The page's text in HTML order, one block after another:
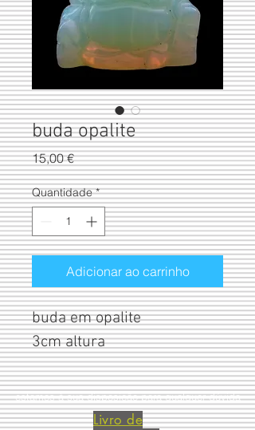
buda opalite
15,00 €Preço
Quantidade *
Adicionar ao carrinho
buda em opalite
3cm altura
estamos à sua disposição para qualquer dúvida
Livro de